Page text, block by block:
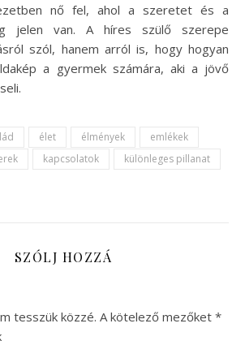
nő fel, ahol a szeretet és a
jelen van. A híres szülő szerepe
szól, hanem arról is, hogy hogyan
a gyermek számára, aki a jövő
élet élmények
emlékek
kapcsolatok
különleges pillanat
SZÓLJ HOZZÁ
tesszük közzé. A kötelező mezőket *